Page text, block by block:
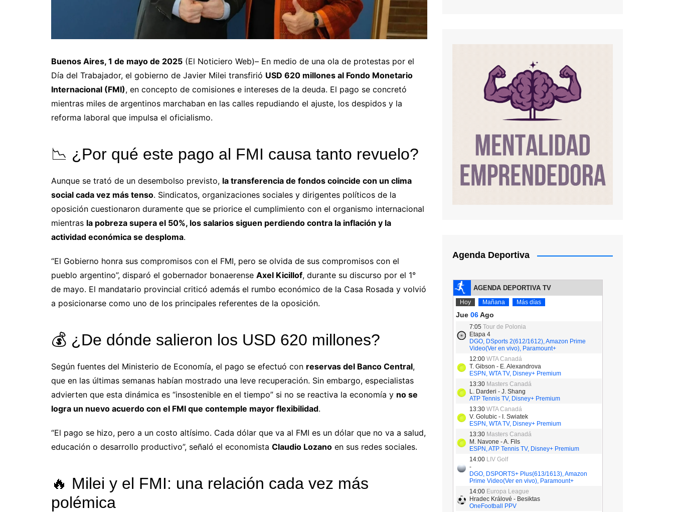
Buenos Aires, 1 de mayo de 2025 (El Noticiero Web)– En medio de una ola de protestas por el
Día del Trabajador, el gobierno de Javier Milei transfirió USD 620 millones al Fondo Monetario
Internacional (FMI), en concepto de comisiones e intereses de la deuda. El pago se concretó
mientras miles de argentinos marchaban en las calles repudiando el ajuste, los despidos y la
reforma laboral que impulsa el oficialismo.
📉 ¿Por qué este pago al FMI causa tanto revuelo?
Aunque se trató de un desembolso previsto, la transferencia de fondos coincide con un clima
social cada vez más tenso. Sindicatos, organizaciones sociales y dirigentes políticos de la
oposición cuestionaron duramente que se priorice el cumplimiento con el organismo internacional
mientras la pobreza supera el 50%, los salarios siguen perdiendo contra la inflación y la
actividad económica se desploma.
“El Gobierno honra sus compromisos con el FMI, pero se olvida de sus compromisos con el
pueblo argentino”, disparó el gobernador bonaerense Axel Kicillof, durante su discurso por el 1°
de mayo. El mandatario provincial criticó además el rumbo económico de la Casa Rosada y volvió
a posicionarse como uno de los principales referentes de la oposición.
💰 ¿De dónde salieron los USD 620 millones?
Según fuentes del Ministerio de Economía, el pago se efectuó con reservas del Banco Central,
que en las últimas semanas habían mostrado una leve recuperación. Sin embargo, especialistas
advierten que esta dinámica es “insostenible en el tiempo” si no se reactiva la economía y no se
logra un nuevo acuerdo con el FMI que contemple mayor flexibilidad.
“El pago se hizo, pero a un costo altísimo. Cada dólar que va al FMI es un dólar que no va a salud,
educación o desarrollo productivo”, señaló el economista Claudio Lozano en sus redes sociales.
🔥 Milei y el FMI: una relación cada vez más
polémica
Agenda Deportiva